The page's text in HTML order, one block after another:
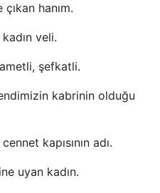
hanım.
veli.
şefkatli.
kabrinin olduğu
kapısının adı.
uyan kadın.